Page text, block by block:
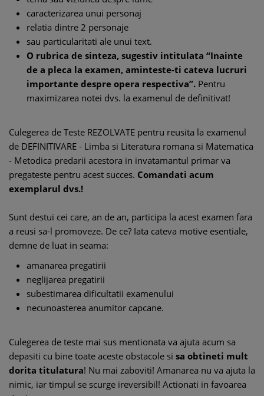
caracterizarea unui personaj
relatia dintre 2 personaje
sau particularitati ale unui text.
O rubrica de sinteza, sugestiv intitulata “Inainte
de a pleca la examen, aminteste-ti cateva lucruri
importante despre opera respectiva”. Pentru
maximizarea notei dvs. la examenul de definitivat!
Culegerea de Teste REZOLVATE pentru reusita la examenul
de DEFINITIVARE - Limba si Literatura romana si Matematica
- Metodica predarii acestora in invatamantul primar va
pregateste pentru acest succes. Comandati acum
exemplarul dvs.!
Sunt destui cei care, an de an, participa la acest examen fara
a reusi sa-l promoveze. De ce? Iata cateva motive esentiale,
demne de luat in seama:
amanarea pregatirii
neglijarea pregatirii
subestimarea dificultatii examenului
necunoasterea anumitor capcane.
Culegerea de teste mai sus mentionata va ajuta acum sa
depasiti cu bine toate aceste obstacole si sa obtineti mult
dorita titulatura! Nu mai zaboviti! Amanarea nu va ajuta la
nimic, iar timpul se scurge ireversibil! Actionati in favoarea